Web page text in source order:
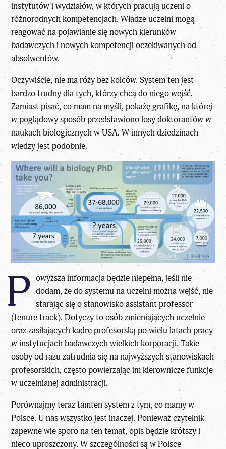
instytutów i wydziałów, w których pracują uczeni o
różnorodnych kompetencjach. Władze uczelni mogą
reagować na pojawianie się nowych kierunków
badawczych i nowych kompetencji oczekiwanych od
absolwentów.
Oczywiście, nie ma róży bez kolców. System ten jest
bardzo trudny dla tych, którzy chcą do niego wejść.
Zamiast pisać, co mam na myśli, pokażę grafikę, na której
w poglądowy sposób przedstawiono losy doktorantów w
naukach biologicznych w USA. W innych dziedzinach
wiedzy jest podobnie.
P owyższa informacja będzie niepełna, jeśli nie
dodam, że do systemu na uczelni można wejść, nie
starając się o stanowisko assistant professor
(tenure track). Dotyczy to osób zmieniających uczelnie
oraz zasilających kadrę profesorską po wielu latach pracy
w instytucjach badawczych wielkich korporacji. Takie
osoby od razu zatrudnia się na najwyższych stanowiskach
profesorskich, często powierzając im kierownicze funkcje
w uczelnianej administracji.
Porównajmy teraz tamten system z tym, co mamy w
Polsce. U nas wszystko jest inaczej. Ponieważ czytelnik
zapewne wie sporo na ten temat, opis będzie krótszy i
nieco uproszczony. W szczególności są w Polsce